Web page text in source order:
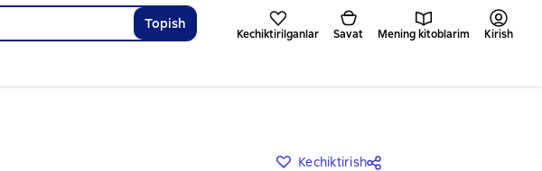
Topish
Kechiktirilganlar Savat Mening kitoblarim Kirish
Kechiktirish